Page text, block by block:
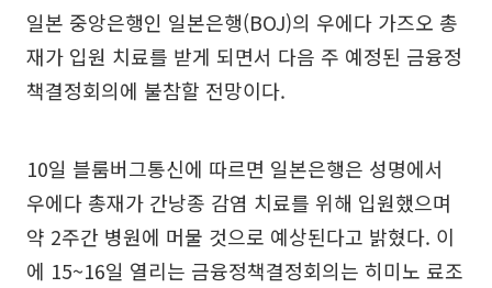
일본 중앙은행인 일본은행(BOJ)의 우에다 가즈오 총
재가 입원 치료를 받게 되면서 다음 주 예정된 금융정
책결정회의에 불참할 전망이다.
10일 블룸버그통신에 따르면 일본은행은 성명에서
우에다 총재가 간낭종 감염 치료를 위해 입원했으며
약 2주간 병원에 머물 것으로 예상된다고 밝혔다. 이
에 15~16일 열리는 금융정책결정회의는 히미노 료조